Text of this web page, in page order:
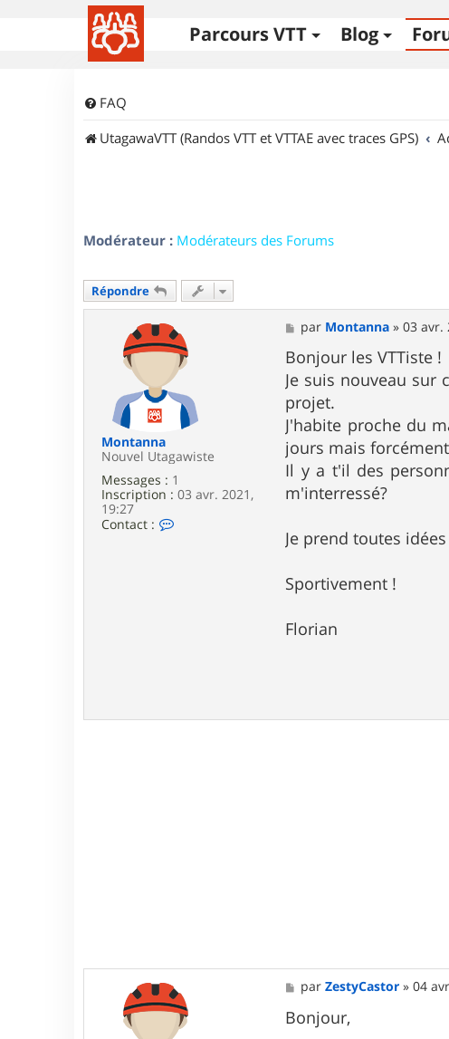
Parcours VTT Blog
FAQ
UtagawaVTT (Randos VTT et VTTAE avec traces GPS)
Modérateur : Modérateurs des Forums
Répondre
Montanna
Nouvel Utagawiste
Messages : 1
Inscription : 03 avr. 2021,
19:27
Contact :
n
M
e
s
s
a
g
e
par Montanna »03 avr.
Bonjour les VTTiste !
Je suis nouveau
projet.
J'habite proche du
jours mais
Il y a t'il des
m'interressé?
Je prend toutes
Sportivement !
Florian
M
e
s
s
parZestyCastor »04
Bonjour,